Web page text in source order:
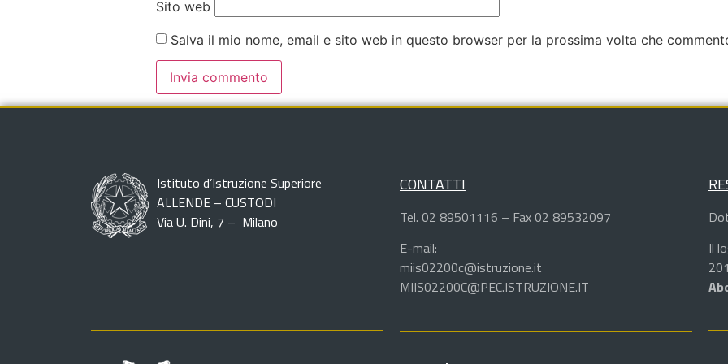
Sito web
Salva il mio nome, email e sito web in questo browser per la prossima volta che
Istituto d’Istruzione Superiore
ALLENDE – CUSTODI
Via U. Dini, 7 – Milano
CONTATTI
Tel. 02 89501116 – Fax 02 89532097
E-mail:
miis02200c@istruzione.it
MIIS02200C@PEC.ISTRUZIONE.IT
Il